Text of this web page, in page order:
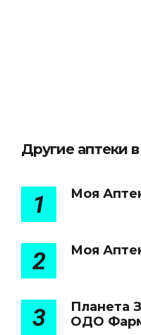
Другие аптеки
1 Моя
2 Моя
3
Планета
ОДО